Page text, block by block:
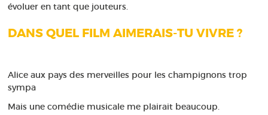
évoluer en tant que jouteurs.
DANS QUEL FILM AIMERAIS-TU VIVRE ?
Alice aux pays des merveilles pour les champignons trop
sympa
Mais une comédie musicale me plairait beaucoup.